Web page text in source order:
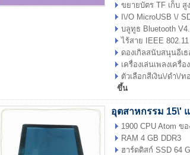
ขยายบัตร TF เก็บ สู
I\/O MicroUSB \/
บลูทูธ Bluetooth
ไร้สาย IEEE
ดองเกิลสนับสนุนอีเธ
เครื่องเล่นเพลงเค
ตัวเลือกสีเงิน\/
ขึ้น
อุตสาหกรรม 15\'
1900 CPU Atom ข
RAM 4 GB DDR3
ฮาร์ดดิสก์ SSD 64